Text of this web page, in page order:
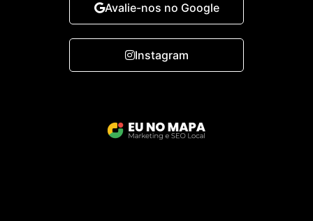
Avalie-nos no Google
Instagram